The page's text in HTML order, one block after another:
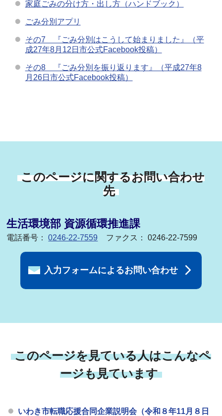
家庭ごみの分け方・出し方（ハンドブック）
ごみ分別アプリ
その7 『ごみ分別はこうして始まりました』（平
成27年8月12日市公式Facebook投稿）
その8 『ごみ分別を振り返ります』（平成27年8
月26日市公式Facebook投稿）
このページに関するお問い合わせ
先
生活環境部 資源循環推進課
電話番号：0246-22-7559 ファクス： 0246-22-7599
入力フォームによるお問い合わせ
このページを見ている人はこんなペ
ージも見ています
いわき市転職応援合同企業説明会（令和８年11月８日